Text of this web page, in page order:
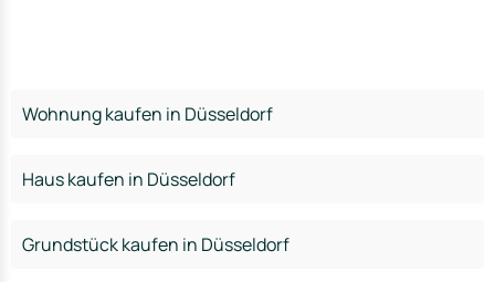
Wohnung kaufen in Düsseldorf
Haus kaufen in Düsseldorf
Grundstück kaufen in Düsseldorf